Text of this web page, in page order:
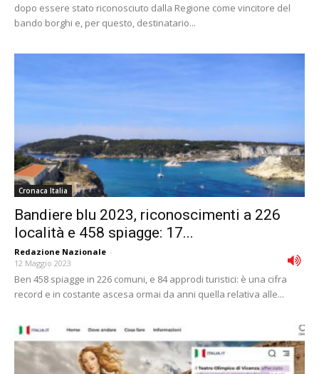
dopo essere stato riconosciuto dalla Regione come vincitore del
bando borghi e, per questo, destinatario...
Cronaca Italia
Bandiere blu 2023, riconoscimenti a 226
località e 458 spiagge: 17...
Redazione Nazionale -
12 Maggio 2023
Ben 458 spiagge in 226 comuni, e 84 approdi turistici: è una cifra
record e in costante ascesa ormai da anni quella relativa alle...